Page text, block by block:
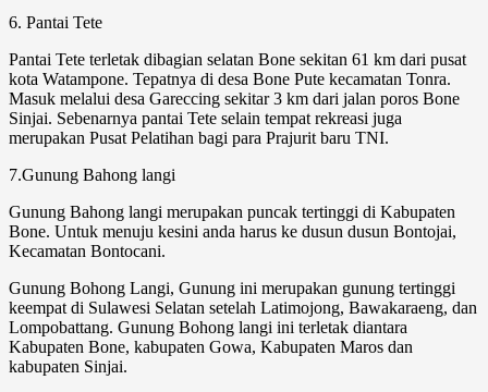
6. Pantai Tete
Pantai Tete terletak dibagian selatan Bone sekitan 61 km dari pusat
kota Watampone. Tepatnya di desa Bone Pute kecamatan Tonra.
Masuk melalui desa Gareccing sekitar 3 km dari jalan poros Bone
Sinjai. Sebenarnya pantai Tete selain tempat rekreasi juga
merupakan Pusat Pelatihan bagi para Prajurit baru TNI.
7.Gunung Bahong langi
Gunung Bahong langi merupakan puncak tertinggi di Kabupaten
Bone. Untuk menuju kesini anda harus ke dusun dusun Bontojai,
Kecamatan Bontocani.
Gunung Bohong Langi, Gunung ini merupakan gunung tertinggi
keempat di Sulawesi Selatan setelah Latimojong, Bawakaraeng, dan
Lompobattang. Gunung Bohong langi ini terletak diantara
Kabupaten Bone, kabupaten Gowa, Kabupaten Maros dan
kabupaten Sinjai.